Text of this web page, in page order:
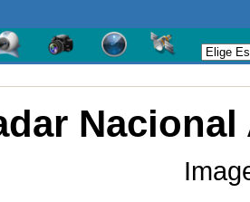
Nacional